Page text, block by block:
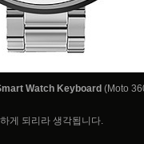
Watch Keyboard (Moto
게 되리라 생각됩니다.